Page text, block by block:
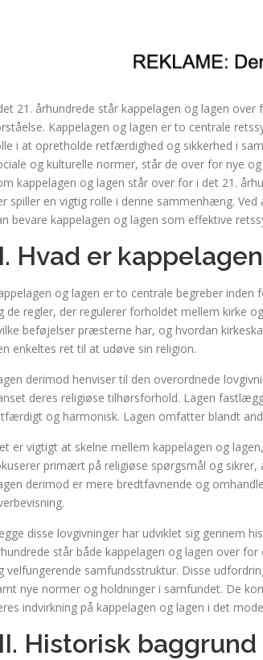
21. århundrede står kappelagen og lagen
Kappelagen og lagen er to centrale
i at opretholde retfærdighed og sikkerhed i
og kulturelle normer, står de over for nye
kappelagen og lagen står over for i det 21.
spiller en vigtig rolle i denne sammenhæng.
bevare kappelagen og lagen som effektive
Hvad er
og lagen er to centrale begreber
de regler, der regulerer forholdet mellem kirke
beføjelser præsterne har, og hvordan
enkeltes ret til at udøve sin religion.
derimod henviser til den overordnede
deres religiøse tilhørsforhold. Lagen
og harmonisk. Lagen omfatter blandt
er vigtigt at skelne mellem kappelagen og
primært på religiøse spørgsmål og
derimod er mere bredtfavnende og
disse lovgivninger har udviklet sig gennem
står både kappelagen og lagen over
velfungerende samfundsstruktur. Disse
nye normer og holdninger i samfundet. De
indvirkning på kappelagen og lagen i det
Historisk